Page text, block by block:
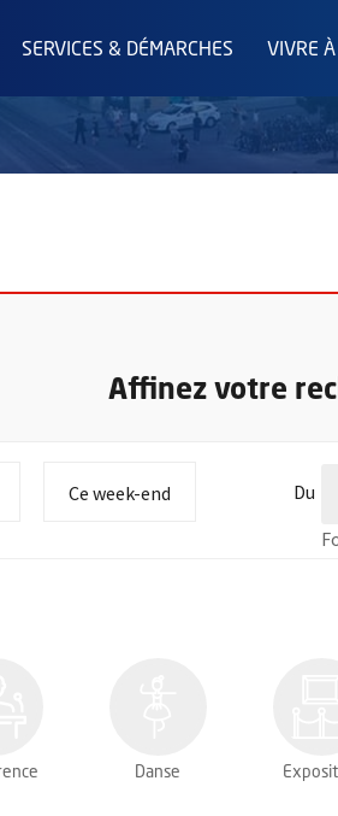
SERVICES & DÉMARCHES VIVRE
Affinez votre
période de recherche à
Initialiser la période de
Ce week-end Du
Danse